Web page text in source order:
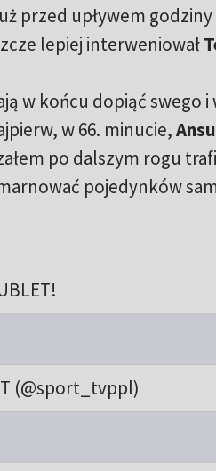
przed upływem
lepiej interweniował
w końcu dopiąć swego
w 66. minucie,
po dalszym rogu
pojedynków
(@sport_tvppl)